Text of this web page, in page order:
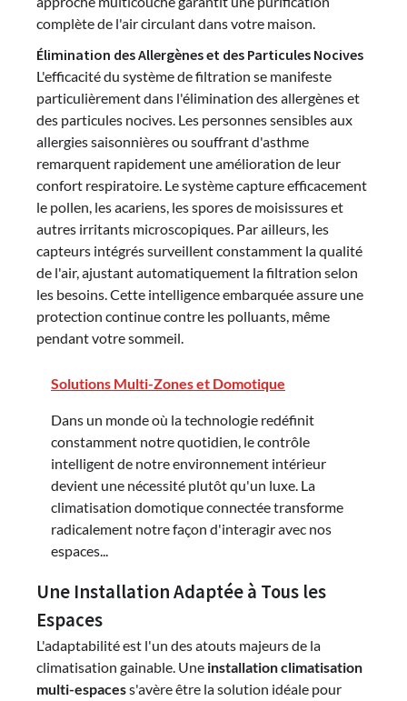
complète de l'air circulant dans votre maison.
Élimination des Allergènes et des Particules Nocives
L'efficacité du système de filtration se manifeste
particulièrement dans l'élimination des allergènes et
des particules nocives. Les personnes sensibles aux
allergies saisonnières ou souffrant d'asthme
remarquent rapidement une amélioration de leur
confort respiratoire. Le système capture efficacement
le pollen, les acariens, les spores de moisissures et
autres irritants microscopiques. Par ailleurs, les
capteurs intégrés surveillent constamment la qualité
de l'air, ajustant automatiquement la filtration selon
les besoins. Cette intelligence embarquée assure une
protection continue contre les polluants, même
pendant votre sommeil.
Solutions Multi-Zones et Domotique
Dans un monde où la technologie redéfinit
constamment notre quotidien, le contrôle
intelligent de notre environnement intérieur
devient une nécessité plutôt qu'un luxe. La
climatisation domotique connectée transforme
radicalement notre façon d'interagir avec nos
espaces...
Une Installation Adaptée à Tous les
Espaces
L'adaptabilité est l'un des atouts majeurs de la
climatisation gainable. Une installation climatisation
multi-espacess'avère être la solution idéale pour